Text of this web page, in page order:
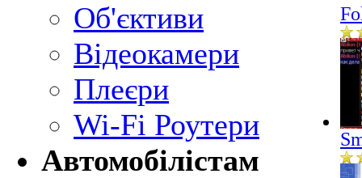
Об'єктиви
Відеокамери
Плеєри
Wi-Fi Роутери
Автомобілістам